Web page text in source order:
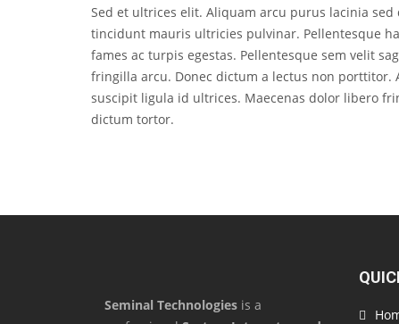
Sed et ultrices elit. Aliquam arcu purus lacinia
tincidunt mauris ultricies pulvinar. Pellentesque
fames ac turpis egestas. Pellentesque sem velit
fringilla arcu. Donec dictum a lectus non
suscipit ligula id ultrices. Maecenas dolor libero
dictum tortor.
Seminal Technologies is a